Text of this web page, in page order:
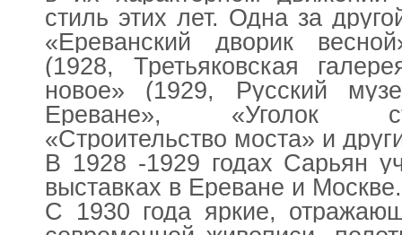
стиль этих лет. Одна за
«Ереванский дворик
(1928, Третьяковская
новое» (1929, Русский
Ереване», «Уголок
«Строительство моста» и
В 1928 -1929 годах Сарьян
выставках в Ереване и
С 1930 года яркие,